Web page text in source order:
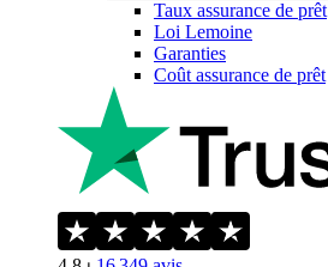
Taux assurance de prêt
Loi Lemoine
Garanties
Coût assurance de prêt